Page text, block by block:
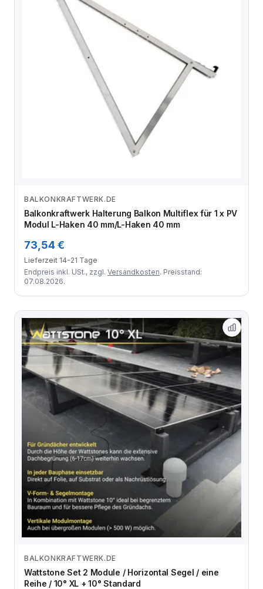
Zum Angebot
BALKONKRAFTWERK.DE
Balkonkraftwerk Halterung Balkon Multiflex für 1 x PV
Modul L-Haken 40 mm/L-Haken 40 mm
73,54 €
Lieferzeit 14-21 Tage
Endpreis inkl. USt., zzgl. Versandkosten. Preisstand:
07.08.2026.
Zum Angebot
BALKONKRAFTWERK.DE
Wattstone Set 2 Module / Horizontal Segel / eine
Reihe / 10° XL + 10° Standard